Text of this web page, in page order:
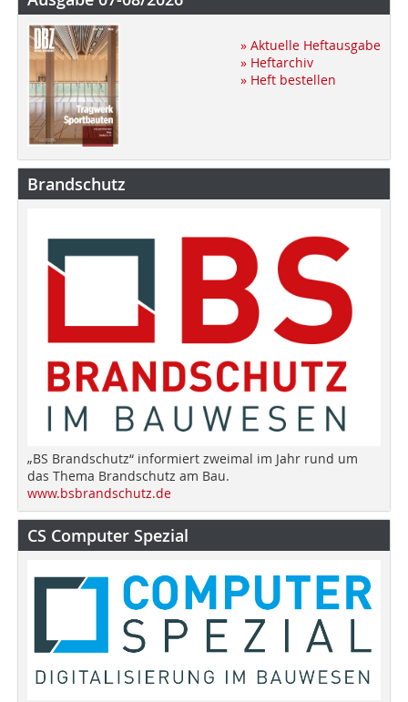
» Aktuelle Heftausgabe
» Heftarchiv
» Heft bestellen
Brandschutz
„BS Brandschutz“ informiert zweimal im Jahr rund um
das Thema Brandschutz am Bau.
www.bsbrandschutz.de
CS Computer Spezial